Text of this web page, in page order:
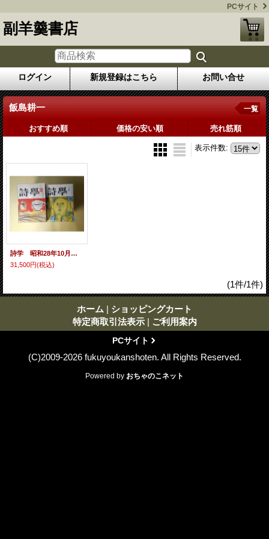
PCサイト
副羊羹書店
ログイン 新規登録はこちら お問い合せ
飯島耕一 一覧
おすすめ順 価格の安い順 売れ筋順
表示件数:
詩学 昭和28年10月〜昭和34年度詩学年鑑（第8巻第10号〜14巻2号）のうち計63冊―人見勇追悼（扇谷義男）、二つの反駁（鮎川信夫）、二十代の発言（飯島耕一×高橋左近×谷川俊太郎×大岡信×中村稔×川崎洋×山本太郎×嵯峨信之×木原孝一）、戦後詩人論（大岡信）、現代詩人の問題（黒田三郎）、詩人の社会的責任ということ（鮎川信夫）、氷つた焔（清岡卓行）、新詩風土記（福井）（則武三雄）、五十代の発言（金子光晴×北園克衛×壷井繁治×村野四郎）、海港小景（衣更着信）、異数の世界（吉本隆明）、死の灰詩集論争の背景（鮎川信夫）、戦後詩人論（吉本隆明）、見えない配達夫（茨木のり子）ほか 稲並昌幸（城昌幸） 発行兼編輯人/鮎川信夫、飯島耕一×高橋左近×谷川俊太郎×大岡信×中村稔×川崎洋×山本太郎×嵯峨信之×木原孝一、吉本隆明、西脇順三郎、金井直、高野喜久雄、原條あき子、谷川俊太郎、井上多喜三郎、安東次男、長谷川龍生、那珂太郎、上田敏雄、小林善雄、三好豊一郎、茨木のり子、黒田三郎、北園克衛、谷川雁、永瀬清子、飯島耕一、大岡信、牟礼慶子、中村稔、山中散生、桑原圭介、吉野弘、港野喜代子、高田敏子、中江俊夫、中桐雅夫、丸山豊、岡崎清一郎、関根弘、黒部節子（転載）、白石かずこ、木下夕爾、鳥居良禅、菅原克己、天野忠、西川満、新川和江、岩田宏、堀川正美、粒来哲蔵、清水正一、笹原常与、牧羊子、田村隆一、石原吉郎、木津豊太郎、浜田遺太郎、野田理一、扇谷義男、清岡卓行、則武三雄、金子光晴×北園克衛×壷井繁治×村野四郎、衣更着信 ほか
31,500円(税込)
(1件/1件)
ホーム | ショッピングカート
特定商取引法表示 | ご利用案内
PCサイト
(C)2009-2026 fukuyoukanshoten. All Rights Reserved.
Powered by おちゃのこネット